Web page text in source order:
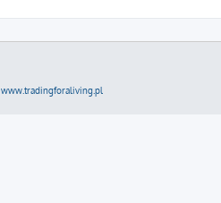
www.tradingforaliving.pl